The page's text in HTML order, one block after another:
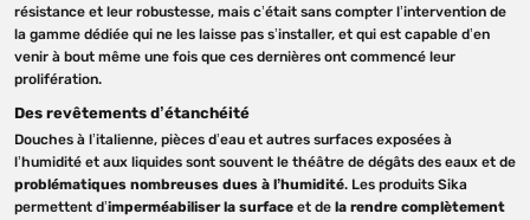
résistance et leur robustesse, mais c’était sans compter l’intervention de
la gamme dédiée qui ne les laisse pas s’installer, et qui est capable d’en
venir à bout même une fois que ces dernières ont commencé leur
prolifération.
Des revêtements d’étanchéité
Douches à l’italienne, pièces d’eau et autres surfaces exposées à
l’humidité et aux liquides sont souvent le théâtre de dégâts des eaux et de
problématiques nombreuses dues à l’humidité. Les produits Sika
permettent d’imperméabiliser la surface et de la rendre complètement